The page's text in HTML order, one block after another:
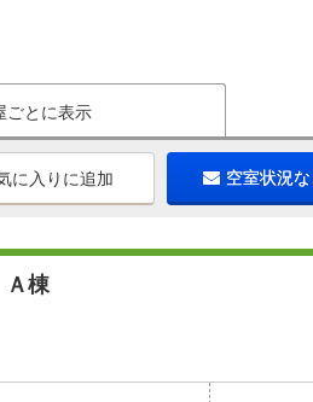
ごとに表示
に入りに追加 空室状況
棟